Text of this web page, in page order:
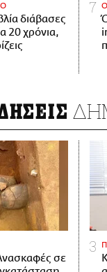
διάβασες
20 χρόνια,
σε